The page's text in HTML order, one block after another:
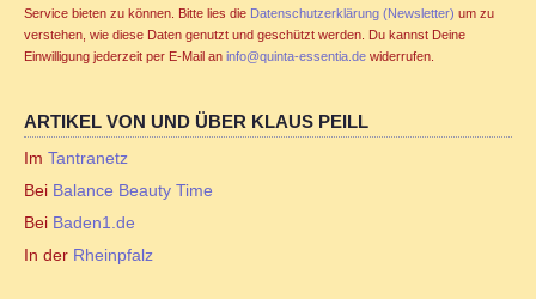
Jahreszyklen
Ablauf Tantraseminar
Ablauf Tantraritual
Tantranetz / Connection-Newsletter
Service bieten zu können. Bitte lies die Datenschutzerklärung (Newsletter) um zu
verstehen, wie diese Daten genutzt und geschützt werden. Du kannst Deine
Einwilligung jederzeit per E-Mail an info@quinta-essentia.de widerrufen.
ARTIKEL VON UND ÜBER KLAUS PEILL
Im Tantranetz
Bei Balance Beauty Time
Bei Baden1.de
In der Rheinpfalz